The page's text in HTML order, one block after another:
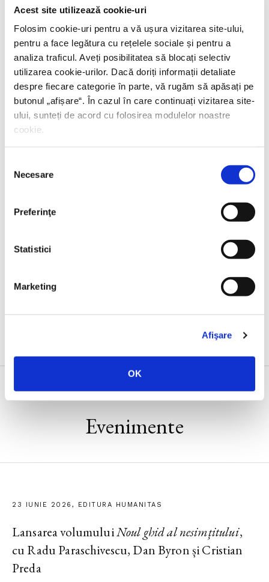
Acest site utilizează cookie-uri
Folosim cookie-uri pentru a vă ușura vizitarea site-ului,
pentru a face legătura cu rețelele sociale și pentru a
analiza traficul. Aveți posibilitatea să blocați selectiv
utilizarea cookie-urilor. Dacă doriți informații detaliate
despre fiecare categorie în parte, vă rugăm să apăsați pe
butonul „afișare“. În cazul în care continuați vizitarea site-
ului, sunteți de acord cu folosirea modulelor noastre
cookie.
consimțământului
Necesare
Preferinţe
Statistici
Marketing
Afişare
OK
Ce înseamnă, oare, toate acestea?
Evenimente
23 IUNIE 2026, EDITURA HUMANITAS
Lansarea volumuluiNoul ghid al nesimțitului,
cu Radu Paraschivescu, Dan Byron și Cristian
Preda